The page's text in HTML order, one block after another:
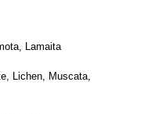
Lamaita
Lichen, Muscata,